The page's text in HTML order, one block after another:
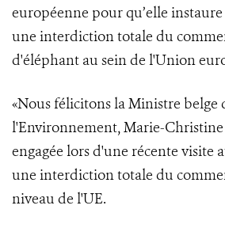
européenne pour qu’elle
une interdiction totale du
d'éléphant au sein de l'Union
«Nous félicitons la Ministre belge
l'Environnement, Marie-Christine
engagée lors d'une récente visite
une interdiction totale du
niveau de l'UE.